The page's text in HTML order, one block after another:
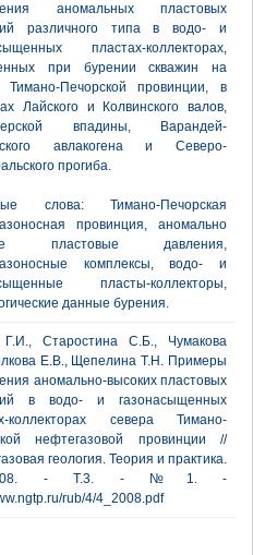
аномальных пластовых
различного типа в водо- и
пластах-коллекторах,
при бурении скважин на
Тимано-Печорской провинции, в
Лайского и Колвинского валов,
впадины, Варандей-
авлакогена и Северо-
прогиба.
слова: Тимано-Печорская
провинция, аномально
пластовые давления,
комплексы, водо- и
пласты-коллекторы,
данные бурения.
Старостина С.Б., Чумакова
Е.В., Щепелина Т.Н. Примеры
аномально-высоких пластовых
в водо- и газонасыщенных
коллекторах севера Тимано-
нефтегазовой провинции //
геология. Теория и практика.
- Т.3. - №1. -
rub/4/4_2008.pdf